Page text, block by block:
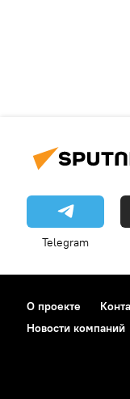
Telegram
О проекте
Новости компаний